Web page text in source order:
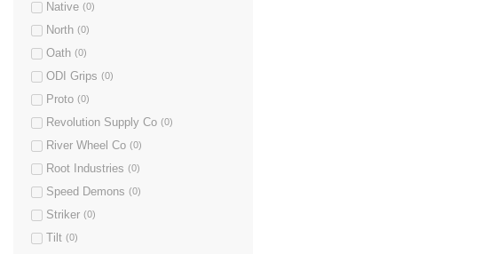
Native (0)
North (0)
Oath (0)
ODI Grips (0)
Proto (0)
Revolution Supply Co (0)
River Wheel Co (0)
Root Industries (0)
Speed Demons (0)
Striker (0)
Tilt (0)